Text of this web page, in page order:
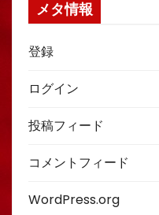
メタ情報
登録
ログイン
投稿フィード
コメントフィード
WordPress.org